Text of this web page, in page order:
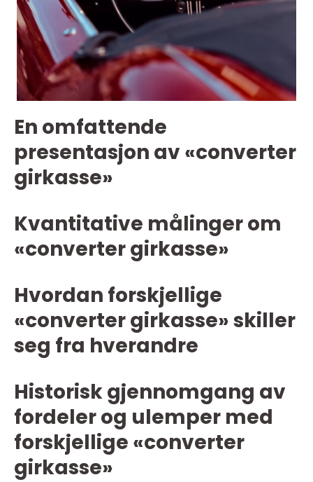
En omfattende
presentasjon av «converter
girkasse»
Kvantitative målinger om
«converter girkasse»
Hvordan forskjellige
«converter girkasse» skiller
seg fra hverandre
Historisk gjennomgang av
fordeler og ulemper med
forskjellige «converter
girkasse»